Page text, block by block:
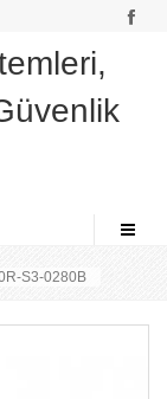
S3-0280B